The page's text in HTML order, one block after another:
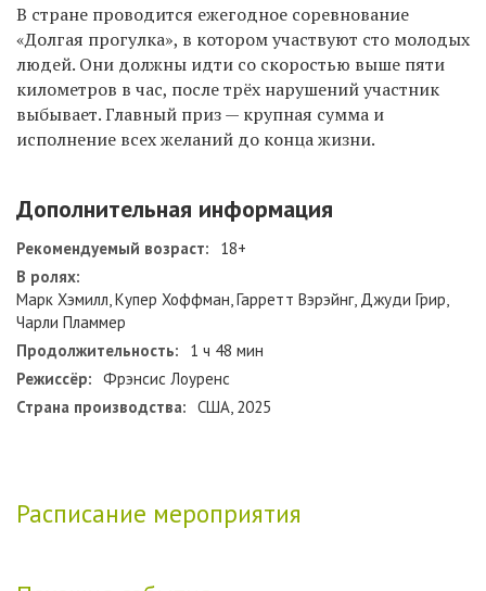
В стране проводится ежегодное соревнование
«Долгая прогулка», в котором участвуют сто молодых
людей. Они должны идти со скоростью выше пяти
километров в час, после трёх нарушений участник
выбывает. Главный приз — крупная сумма и
исполнение всех желаний до конца жизни.
Дополнительная информация
Рекомендуемый возраст:
18+
В ролях:
Марк Хэмилл, Купер Хоффман, Гарретт Вэрэйнг, Джуди Грир,
Чарли Пламмер
Продолжительность:
1 ч 48 мин
Режиссёр: Фрэнсис Лоуренс
Страна производства: США, 2025
Расписание мероприятия